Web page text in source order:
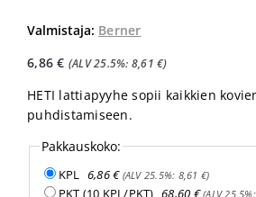
Valmistaja: Berner
6,86€ (ALV 25.5%: 8,61 €)
HETI lattiapyyhe sopii kaikkien
puhdistamiseen.
Pakkauskoko:
KPL 6,86€(ALV 25.5%: 8,61 €)
PKT (10 KPL/PKT) 68,60 €(ALV